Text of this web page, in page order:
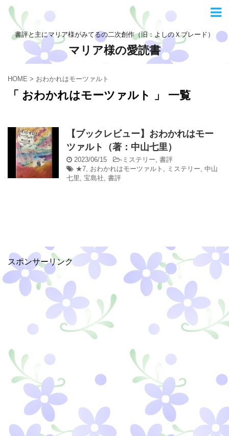
書評と主にマリア様がみてるの二次創作（旧：よしのＸブレード）
マリア様の愛読書
HOME > おわかれはモーツァルト
「 おわかれはモーツァルト 」 一覧
【ブックレビュー】おわかれはモー
ツァルト（著：中山七里）
2023/06/15 - ミステリー, 書評
★7, おわかれはモーツァルト , ミステリー, 中山
七里 , 宝島社, 書評
スポンサーリンク